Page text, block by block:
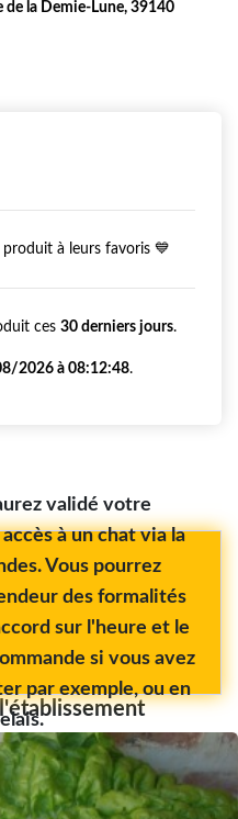
de la Demie-Lune, 39140
à leurs favoris 💙
ces 30 derniers jours.
2026 à 08:12:48.
validé votre
à un chat via la
Vous pourrez
des formalités
sur l'heure et le
si vous avez
par exemple, ou en